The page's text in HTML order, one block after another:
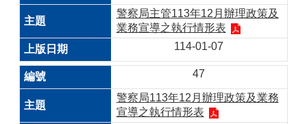
警察局主管113年12月辦理政策及
業務宣導之執行情形表
114-01-07
47
警察局113年12月辦理政策及業務
宣導之執行情形表